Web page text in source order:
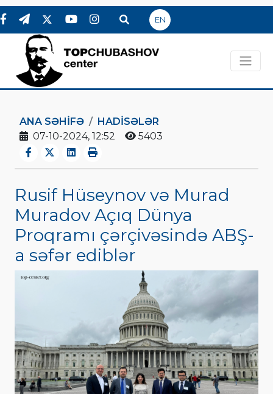
EN
ANA SƏHIFƏ
HADİSƏLƏR
07-10-2024, 12:52
5403
Rusif Hüseynov və Murad
Muradov Açıq Dünya
Proqramı çərçivəsində ABŞ-
a səfər ediblər